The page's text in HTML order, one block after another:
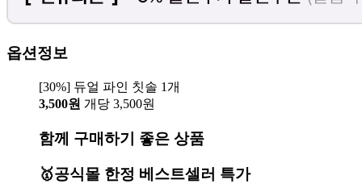
옵션정보
[30%] 듀얼 파인 칫솔 1개
3,500원 개당 3,500원
함께 구매하기 좋은 상품
🥇공식몰 한정 베스트셀러 특가